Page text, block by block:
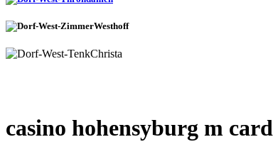
casino hohensyburg m card